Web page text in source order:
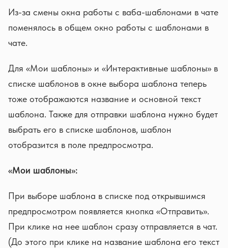
Из-за смены окна работы с ваба-шаблонами в чате
поменялось в общем окно работы с шаблонами в
чате.
Для «Мои шаблоны» и «Интерактивные шаблоны» в
списке шаблонов в окне выбора шаблона теперь
тоже отображаются название и основной текст
шаблона. Также для отправки шаблона нужно будет
выбрать его в списке шаблонов, шаблон
отобразится в поле предпросмотра.
«Мои шаблоны»:
При выборе шаблона в списке под открывшимся
предпросмотром появляется кнопка «Отправить».
При клике на нее шаблон сразу отправляется в чат.
(До этого при клике на название шаблона его текст